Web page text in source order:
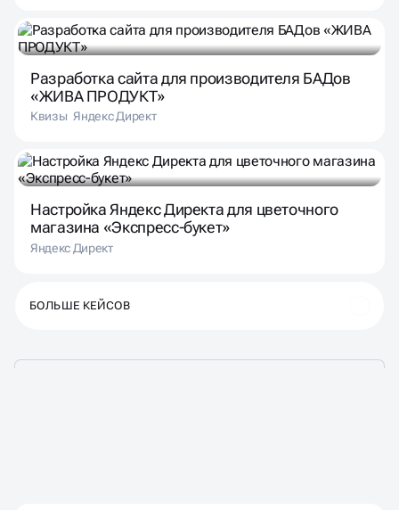
Разработка сайта для производителя БАДов
«ЖИВА ПРОДУКТ»
Квизы Яндекс Директ
Настройка Яндекс Директа для цветочного
магазина «Экспресс-букет»
Яндекс Директ
БОЛЬШЕ КЕЙСОВ